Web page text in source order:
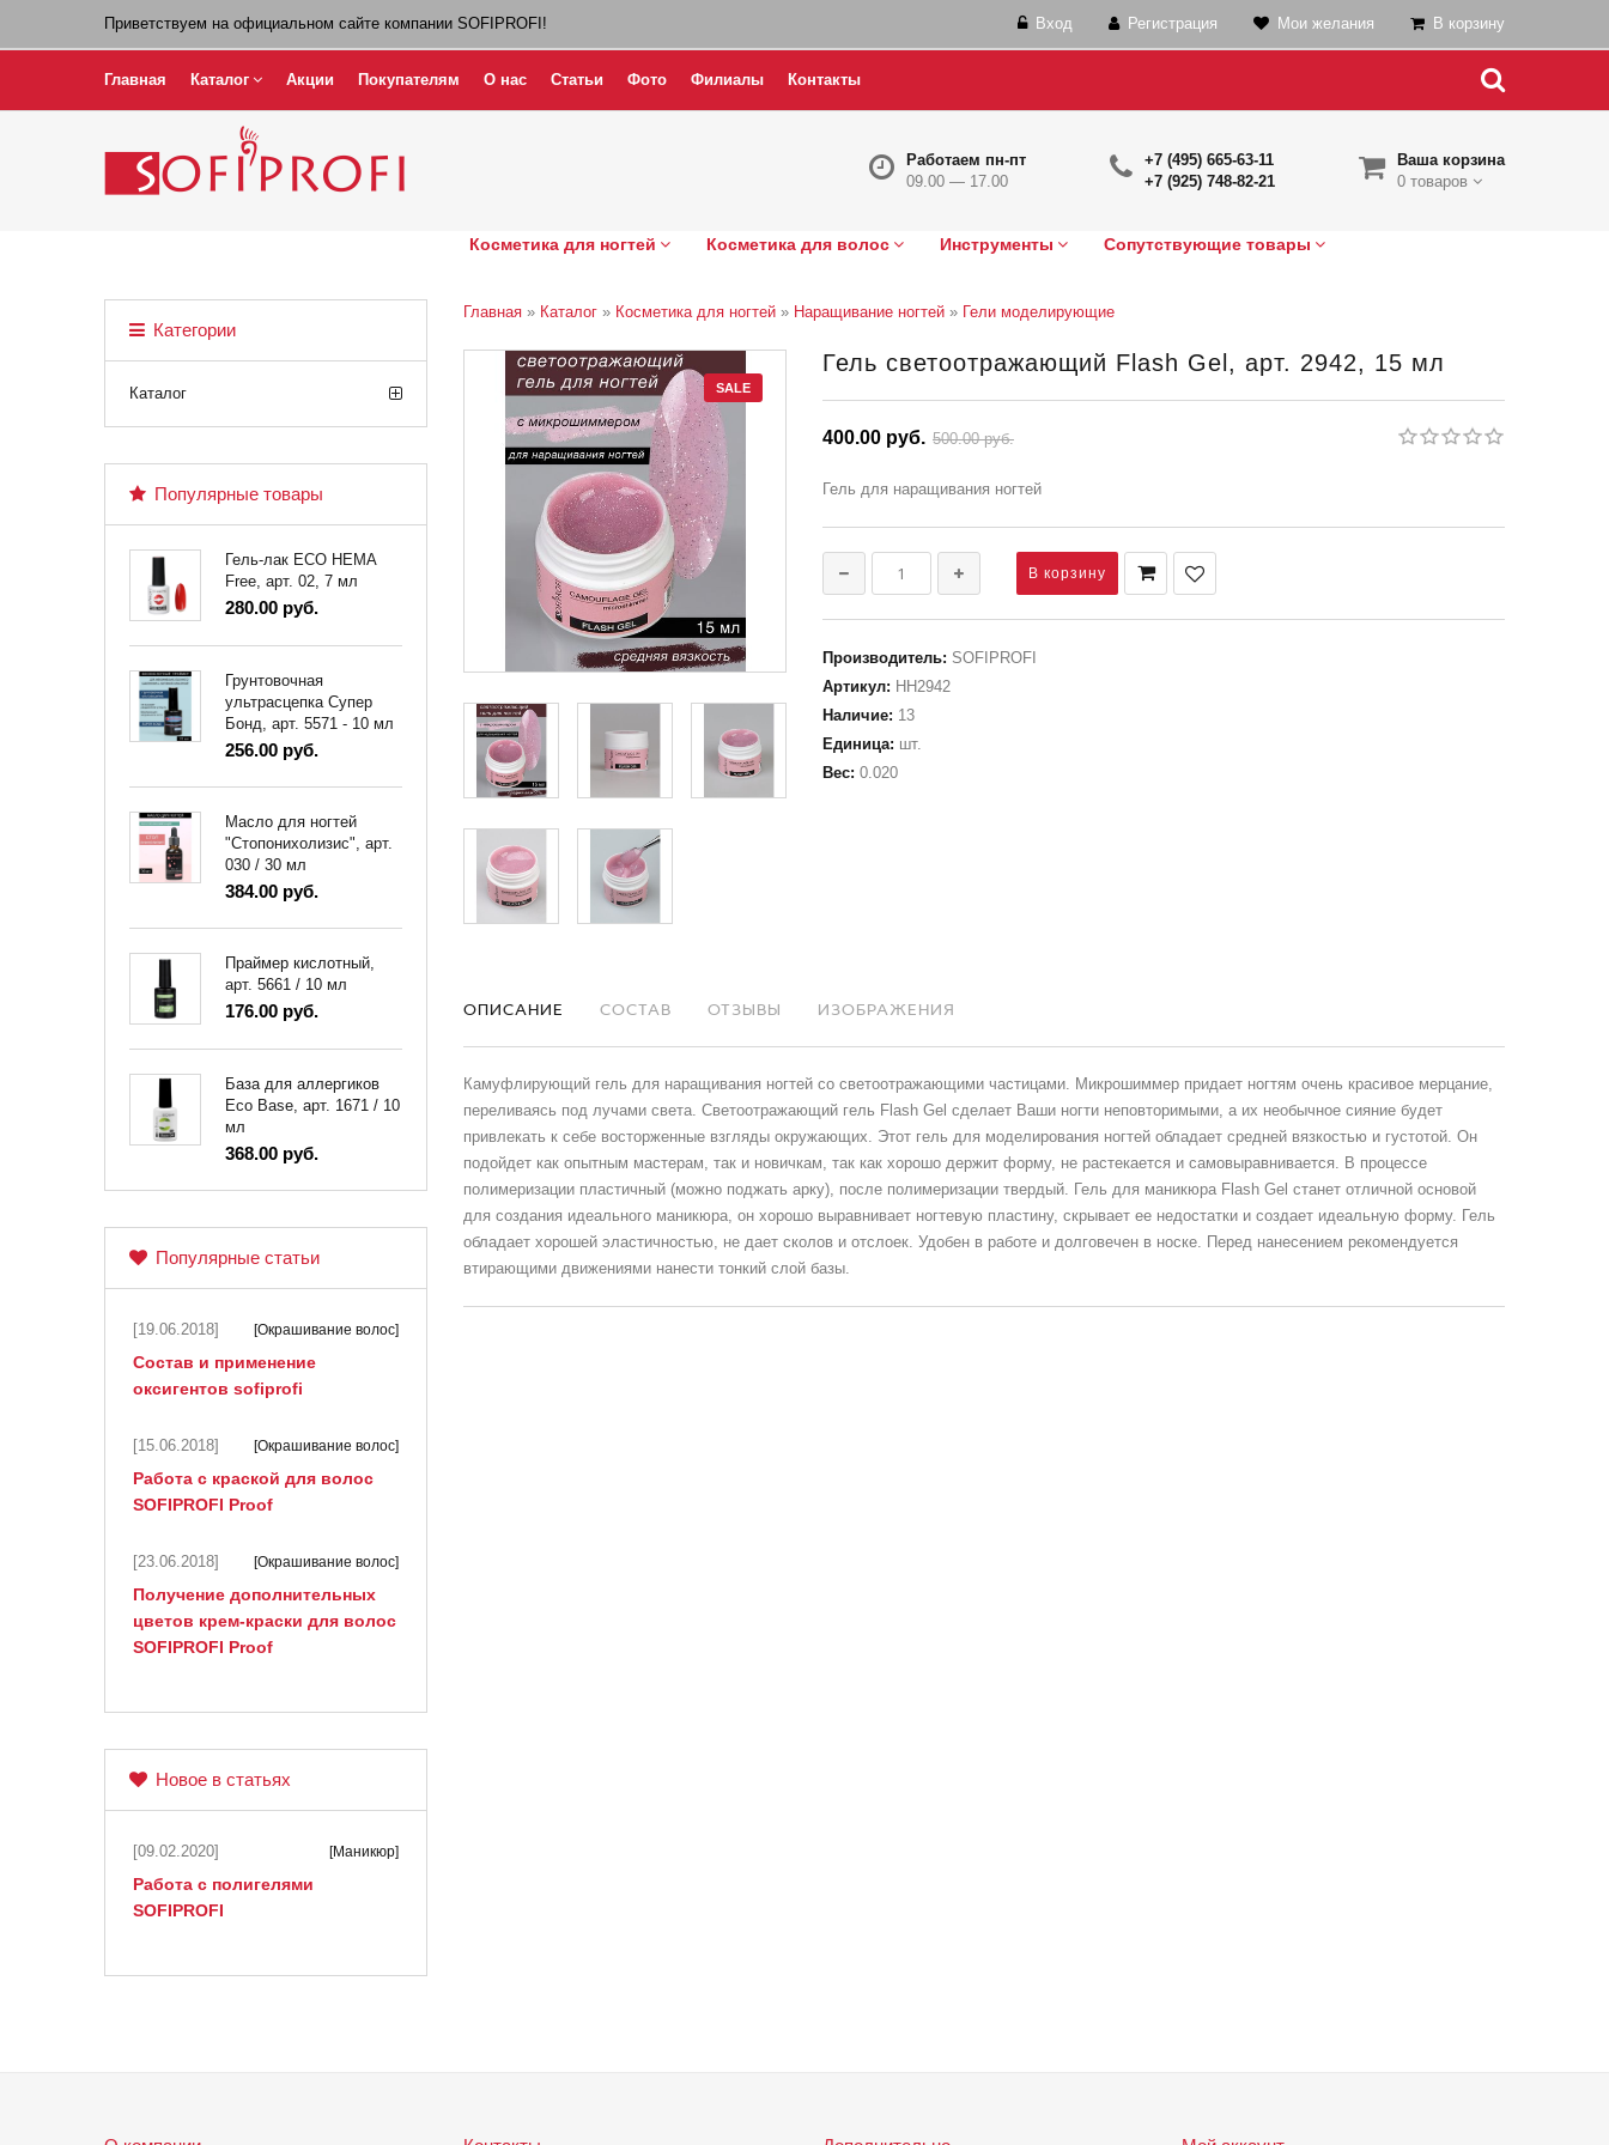
Приветствуем на официальном сайте компании SOFIPROFI! Вход Регистрация Мои желания В корзину
Главная Каталог Акции Покупателям О нас Статьи Фото Филиалы Контакты
Ваша корзина
0 товаров
+7 (495) 665-63-11
+7 (925) 748-82-21
Работаем пн-пт
09.00 — 17.00
Косметика для ногтей Косметика для волос Инструменты Сопутствующие товары
Главная » Каталог » Косметика для ногтей » Наращивание ногтей » Гели моделирующие
SALE
Гель светоотражающий Flash Gel, арт. 2942, 15 мл
400.00 руб. 500.00 руб.
Гель для наращивания ногтей
Производитель: SOFIPROFI
Артикул: НН2942
Наличие: 13
Единица: шт.
Вес: 0.020
ОПИСАНИЕ СОСТАВ ОТЗЫВЫ ИЗОБРАЖЕНИЯ
Камуфлирующий гель для наращивания ногтей со светоотражающими частицами. Микрошиммер придает ногтям очень красивое мерцание,
переливаясь под лучами света. Светоотражающий гель Flash Gel сделает Ваши ногти неповторимыми, а их необычное сияние будет
привлекать к себе восторженные взгляды окружающих. Этот гель для моделирования ногтей обладает средней вязкостью и густотой. Он
подойдет как опытным мастерам, так и новичкам, так как хорошо держит форму, не растекается и самовыравнивается. В процессе
полимеризации пластичный (можно поджать арку), после полимеризации твердый. Гель для маникюра Flash Gel станет отличной основой
для создания идеального маникюра, он хорошо выравнивает ногтевую пластину, скрывает ее недостатки и создает идеальную форму. Гель
обладает хорошей эластичностью, не дает сколов и отслоек. Удобен в работе и долговечен в носке. Перед нанесением рекомендуется
втирающими движениями нанести тонкий слой базы.
Категории
Каталог
Популярные товары
Гель-лак ECO HEMA
Free, арт. 02, 7 мл
280.00 руб.
Грунтовочная
ультрасцепка Супер
Бонд, арт. 5571 - 10 мл
256.00 руб.
Масло для ногтей
"Стопонихолизис", арт.
030 / 30 мл
384.00 руб.
Праймер кислотный,
арт. 5661 / 10 мл
176.00 руб.
База для аллергиков
Eco Base, арт. 1671 / 10
мл
368.00 руб.
Популярные статьи
[19.06.2018] [Окрашивание волос]
Состав и применение
оксигентов sofiprofi
[15.06.2018] [Окрашивание волос]
Работа с краской для волос
SOFIPROFI Proof
[23.06.2018] [Окрашивание волос]
Получение дополнительных
цветов крем-краски для волос
SOFIPROFI Proof
Новое в статьях
[09.02.2020] [Маникюр]
Работа с полигелями
SOFIPROFI